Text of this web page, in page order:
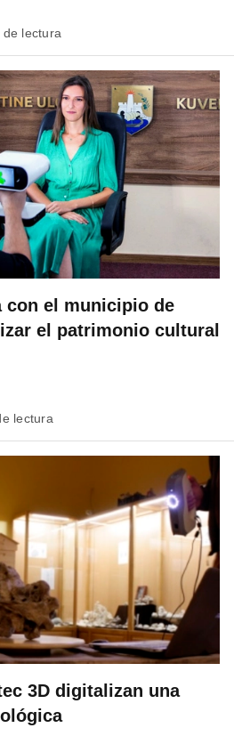
lectura
con el municipio de
el patrimonio cultural
lectura
3D digitalizan una